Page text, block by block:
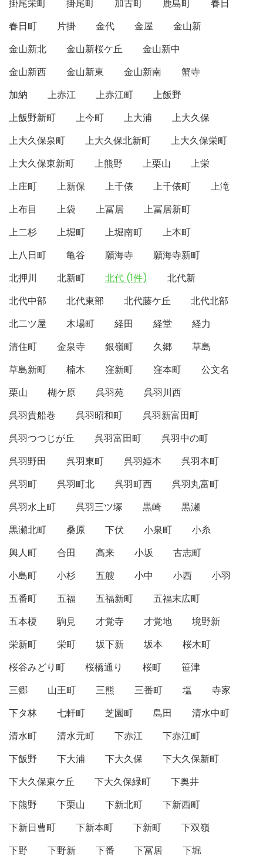
掛尾栄町 掛尾町 加古町 鹿島町
春日
春日町
片掛 金代 金屋
金山新
金山新北
金山新桜ケ丘
金山新中
金山新西
金山新東 金山新南
蟹寺
加納
上赤江 上赤江町
上飯野
上飯野新町
上今町 上大浦
上大久保
上大久保泉町
上大久保北新町
上大久保栄町
上大久保東新町
上熊野 上栗山
上栄
上庄町
上新保 上千俵 上千俵町
上滝
上布目
上袋 上冨居
上冨居新町
上二杉
上堀町 上堀南町
上本町
上八日町
亀谷 願海寺
願海寺新町
北押川
北新町 北代 (1件)
北代新
北代中部
北代東部 北代藤ケ丘
北代北部
北二ツ屋
木場町 経田 経堂
経力
清住町
金泉寺 銀嶺町 久郷
草島
草島新町
楠木 窪新町 窪本町
公文名
栗山
楜ケ原 呉羽苑
呉羽川西
呉羽貴船巻
呉羽昭和町
呉羽新富田町
呉羽つつじが丘
呉羽富田町
呉羽中の町
呉羽野田
呉羽東町 呉羽姫本
呉羽本町
呉羽町
呉羽町北 呉羽町西
呉羽丸富町
呉羽水上町
呉羽三ツ塚 黒崎
黒瀬
黒瀬北町
桑原 下伏 小泉町
小糸
興人町
合田 高来 小坂
古志町
小島町
小杉 五艘 小中 小西
小羽
五番町
五福 五福新町
五福末広町
五本榎
駒見 才覚寺 才覚地
境野新
栄新町
栄町 坂下新 坂本
桜木町
桜谷みどり町
桜橋通り 桜町
笹津
三郷
山王町 三熊 三番町 塩
寺家
下タ林
七軒町 芝園町 島田
清水中町
清水町
清水元町 下赤江
下赤江町
下飯野
下大浦 下大久保
下大久保新町
下大久保東ケ丘
下大久保緑町
下奥井
下熊野
下栗山 下新北町
下新西町
下新日曹町
下新本町 下新町
下双嶺
下野
下野新 下番 下冨居
下堀